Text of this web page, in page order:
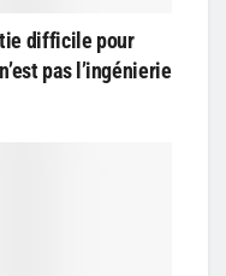
difficile pour
pas l’ingénierie